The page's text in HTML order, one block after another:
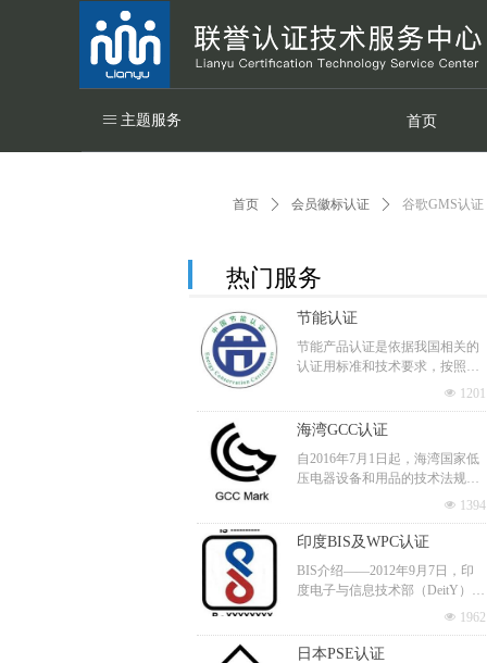
ꁔ 主题服务 首页
首页 ꄲ 会员徽标认证 ꄲ 谷歌GMS认证
节能认证
节能产品认证是依据我国相关的
认证用标准和技术要求，按照国
际上通行的产品产品认证制定与
委员会确认并通过颁布认证证书
能产品的活动，属于国际上通行
的产品质量认证范畴。 节能认证
旨在促进消费者对节能产品的主
动消费，引导和鼓励节能产品的
推广和技术水平的进步。所以，
被施加“节”标志的产品，表示其
符合相关的节能认证要求，申请
节能认证可以提高企业的品牌信
넶 1201
海湾GCC认证
自2016年7月1日起，海湾国家低
压电器设备和用品的技术法规正
式生效并对部分产品强制实施GC
压电器设备必须满足该技术法规
求，加贴GC标志，才能在海湾标
准化组织 （GSO）成员国销售，
部分管制产品须经GSO授权的第
三方认证机构认证并在GSO注册
后，才能加贴GC标志。GSO现成
넶 1394
印度BIS及WPC认证
BIS介绍——2012年9月7日，印
度电子与信息技术部（DeitY）发
布《电子和信息技术产 品（强制
0类管制产品，管制产品必须在印
넶 1962
日本PSE认证
热门服务